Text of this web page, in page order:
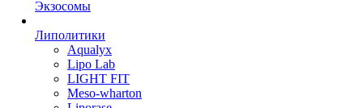
Экзосомы
Липолитики
Aqualyx
Lipo Lab
LIGHT FIT
Meso-wharton